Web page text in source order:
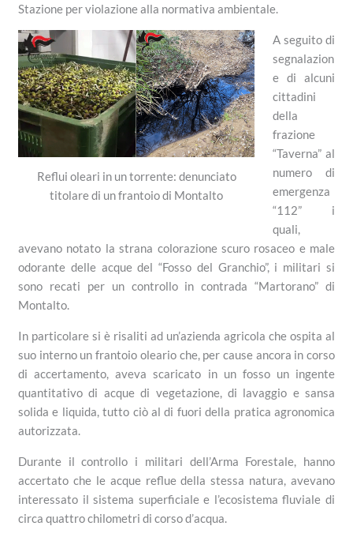
Stazione per violazione alla normativa ambientale.
Reflui oleari in un torrente: denunciato
titolare di un frantoio di Montalto
A seguito di
segnalazion
e di alcuni
cittadini
della
frazione
“Taverna” al
numero di
emergenza
“112” i
quali,
avevano notato la strana colorazione scuro rosaceo e male
odorante delle acque del “Fosso del Granchio”, i militari si
sono recati per un controllo in contrada “Martorano” di
Montalto.
In particolare si è risaliti ad un’azienda agricola che ospita al
suo interno un frantoio oleario che, per cause ancora in corso
di accertamento, aveva scaricato in un fosso un ingente
quantitativo di acque di vegetazione, di lavaggio e sansa
solida e liquida, tutto ciò al di fuori della pratica agronomica
autorizzata.
Durante il controllo i militari dell’Arma Forestale, hanno
accertato che le acque reflue della stessa natura, avevano
interessato il sistema superficiale e l’ecosistema fluviale di
circa quattro chilometri di corso d’acqua.